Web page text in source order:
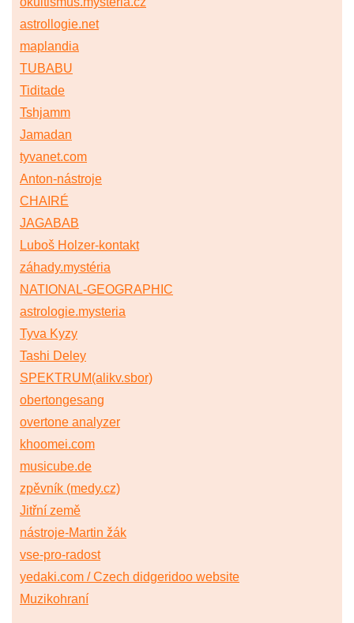
astrollogie.net
maplandia
TUBABU
Tiditade
Tshjamm
Jamadan
tyvanet.com
Anton-nástroje
CHAIRÉ
JAGABAB
Luboš Holzer-kontakt
záhady.mystéria
NATIONAL-GEOGRAPHIC
astrologie.mysteria
Tyva Kyzy
Tashi Deley
SPEKTRUM(alikv.sbor)
obertongesang
overtone analyzer
khoomei.com
musicube.de
zpěvník (medy.cz)
Jitřní země
nástroje-Martin žák
vse-pro-radost
yedaki.com / Czech didgeridoo website
Muzikohraní